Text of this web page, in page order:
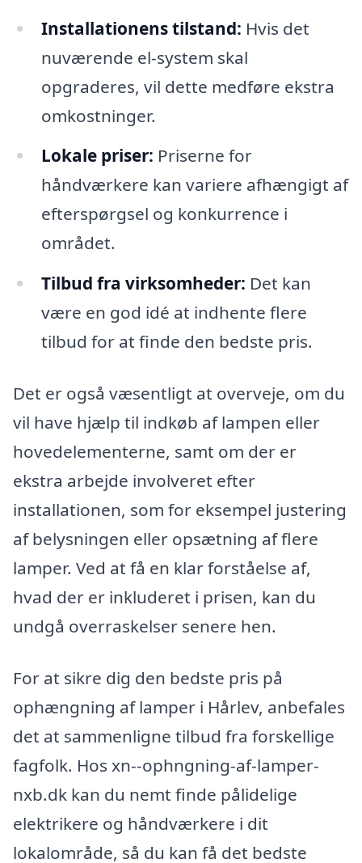
Installationens tilstand: Hvis det
nuværende el-system skal
opgraderes, vil dette medføre ekstra
omkostninger.
Lokale priser: Priserne for
håndværkere kan variere afhængigt af
efterspørgsel og konkurrence i
området.
Tilbud fra virksomheder: Det kan
være en god idé at indhente flere
tilbud for at finde den bedste pris.
Det er også væsentligt at overveje, om du
vil have hjælp til indkøb af lampen eller
hovedelementerne, samt om der er
ekstra arbejde involveret efter
installationen, som for eksempel justering
af belysningen eller opsætning af flere
lamper. Ved at få en klar forståelse af,
hvad der er inkluderet i prisen, kan du
undgå overraskelser senere hen.
For at sikre dig den bedste pris på
ophængning af lamper i Hårlev, anbefales
det at sammenligne tilbud fra forskellige
fagfolk. Hos xn--ophngning-af-lamper-
nxb.dk kan du nemt finde pålidelige
elektrikere og håndværkere i dit
lokalområde, så du kan få det bedste